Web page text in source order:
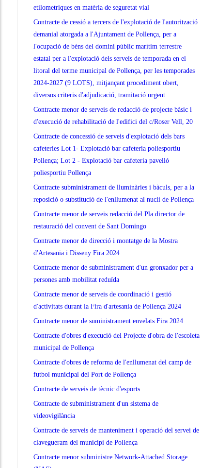
etilometriques en matèria de seguretat vial
Contracte de cessió a tercers de l'explotació de l'autorització
demanial atorgada a l'Ajuntament de Pollença, per a
l'ocupació de béns del domini públic marítim terrestre
estatal per a l'explotació dels serveis de temporada en el
litoral del terme municipal de Pollença, per les temporades
2024-2027 (9 LOTS), mitjançant procediment obert,
diversos criteris d'adjudicació, tramitació urgent
Contracte menor de serveis de redacció de projecte bàsic i
d'execució de rehabilitació de l'edifici del c/Roser Vell, 20
Contracte de concessió de serveis d'explotació dels bars
cafeteries Lot 1- Explotació bar cafeteria poliesportiu
Pollença; Lot 2 - Explotació bar cafeteria pavelló
poliesportiu Pollença
Contracte subministrament de lluminàries i bàculs, per a la
reposició o substitució de l'enllumenat al nucli de Pollença
Contracte menor de serveis redacció del Pla director de
restauració del convent de Sant Domingo
Contracte menor de direcció i montatge de la Mostra
d'Artesania i Disseny Fira 2024
Contracte menor de subministrament d'un gronxador per a
persones amb mobilitat reduïda
Contracte menor de serveis de coordinació i gestió
d'activitats durant la Fira d'artesania de Pollença 2024
Contracte menor de suministrament envelats Fira 2024
Contracte d'obres d'execució del Projecte d'obra de l'escoleta
municipal de Pollença
Contracte d'obres de reforma de l'enllumenat del camp de
futbol municipal del Port de Pollença
Contracte de serveis de tècnic d'esports
Contracte de subministrament d'un sistema de
videovigilància
Contracte de serveis de manteniment i operació del servei de
clavegueram del municipi de Pollença
Contracte menor subministre Network-Attached Storage